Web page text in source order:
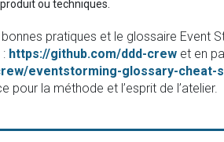
ou techniques.
pratiques et le glossaire Event
https://github.com/ddd-crew et en
eventstorming-glossary-cheat-
pour la méthode et l’esprit de l’atelier.